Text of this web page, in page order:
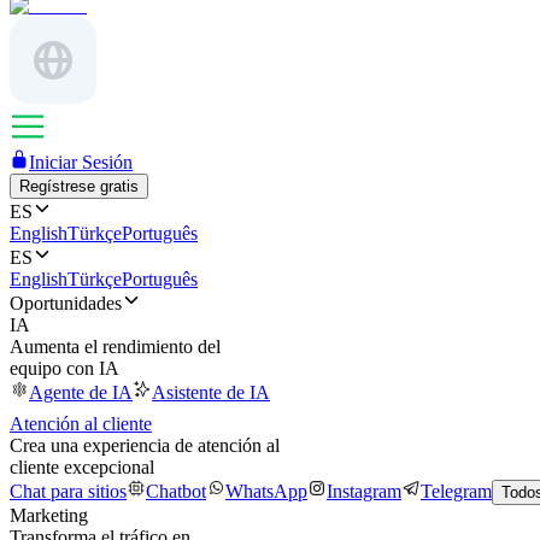
Iniciar Sesión
Regístrese gratis
ES
EnglishTürkçePortuguês
ES
EnglishTürkçePortuguês
Oportunidades
IA
Aumenta el rendimiento del
equipo con IA
Agente de IA
Asistente de IA
Atención al cliente
Crea una experiencia de atención al
cliente excepcional
Chat para sitios
Chatbot WhatsApp Instagram Telegram
Marketing